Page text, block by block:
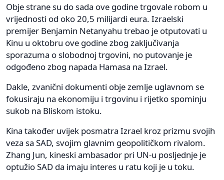
Obje strane su do sada ove godine trgovale robom u
vrijednosti od oko 20,5 milijardi eura. Izraelski
premijer Benjamin Netanyahu trebao je otputovati u
Kinu u oktobru ove godine zbog zaključivanja
sporazuma o slobodnoj trgovini, no putovanje je
odgođeno zbog napada Hamasa na Izrael.
Dakle, zvanični dokumenti obje zemlje uglavnom se
fokusiraju na ekonomiju i trgovinu i rijetko spominju
sukob na Bliskom istoku.
Kina također uvijek posmatra Izrael kroz prizmu svojih
veza sa SAD, svojim glavnim geopolitičkom rivalom.
Zhang Jun, kineski ambasador pri UN-u posljednje je
optužio SAD da imaju interes u ratu koji je u toku.